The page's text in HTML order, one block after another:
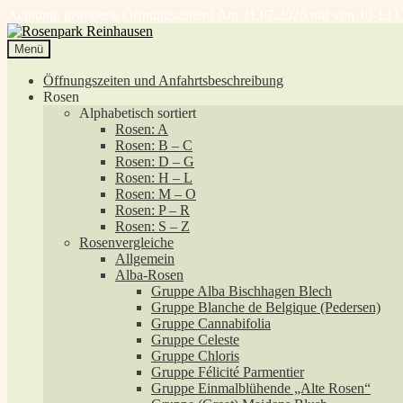
Achtung, geänderte Öffnungszeiten! Am 31.07.2026 nur von 10-13
Zur
Navigation
springen
Zum
Inhalt
springen
Menü
Öffnungszeiten und Anfahrtsbeschreibung
Rosen
Alphabetisch sortiert
Rosen: A
Rosen: B – C
Rosen: D – G
Rosen: H – L
Rosen: M – O
Rosen: P – R
Rosen: S – Z
Rosenvergleiche
Allgemein
Alba-Rosen
Gruppe Alba Bischhagen Blech
Gruppe Blanche de Belgique (Pedersen)
Gruppe Cannabifolia
Gruppe Celeste
Gruppe Chloris
Gruppe Félicité Parmentier
Gruppe Einmalblühende „Alte Rosen“